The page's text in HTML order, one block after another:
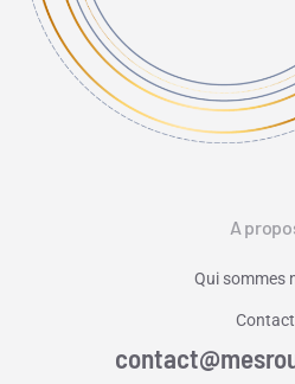
A
Qui sommes
Contact